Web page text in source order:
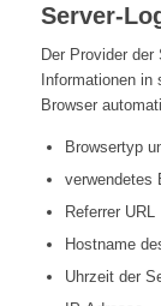
Server-
Der Provider
Informationen in
Browser
Browsertyp
verwendetes
Referrer URL
Hostname
Uhrzeit der